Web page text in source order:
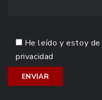
He leído y estoy de
privacidad